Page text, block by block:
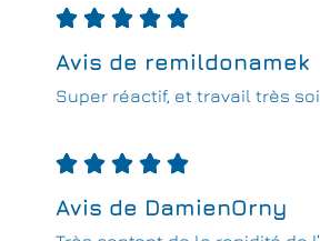
    
Avis de remildonamek
Super réactif, et travail très
    
Avis de DamienOrny